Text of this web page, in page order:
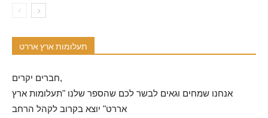
תעלומות ארץ אררט
חברים יקרים,
אנחנו שמחים וגאים לבשר לכם שהספר שלנו "תעלומות ארץ
אררט" יוצא בקרוב לקהל הרחב